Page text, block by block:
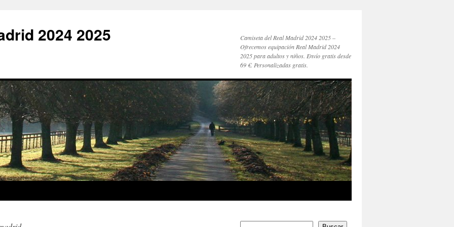
2024 2025
Camiseta del Real Madrid 2024 2025 –
Ofrecemos equipación Real Madrid 2024
2025 para adultos y niños. Envío gratis desde
69 €. Personalizadas gratis.